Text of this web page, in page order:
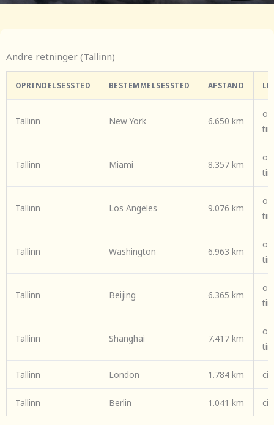
Andre retninger (Tallinn)
OPRINDELSESSTED BESTEMMELSESSTED AFSTAND
Tallinn New York 6.650 km
Tallinn Miami 8.357 km
Tallinn Los Angeles 9.076 km
Tallinn Washington 6.963 km
Tallinn Beijing 6.365 km
Tallinn Shanghai 7.417 km
Tallinn London 1.784 km
Tallinn Berlin 1.041 km